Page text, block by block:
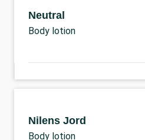
Neutral
Body lotion
Nilens Jord
Body lotion